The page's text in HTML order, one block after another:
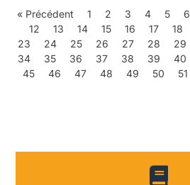
« Précédent 1 2 3 4 5 6
12
13 14 15 16 17 18
23
24 25 26 27 28 29
34
35 36 37 38 39 40
45
46 47 48 49 50 51